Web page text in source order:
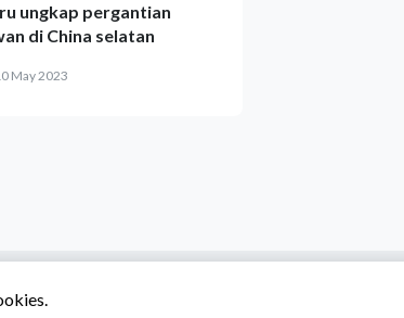
ungkap pergantian
di China selatan
May 2023